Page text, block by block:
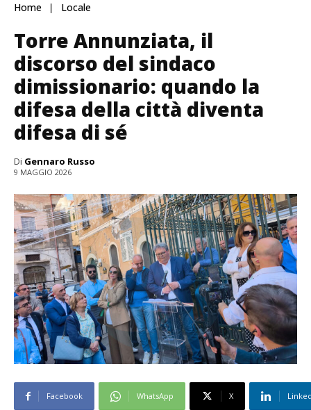
Home Locale
Torre Annunziata, il
discorso del sindaco
dimissionario: quando la
difesa della città diventa
difesa di sé
Di Gennaro Russo
9 MAGGIO 2026
Facebook WhatsApp X